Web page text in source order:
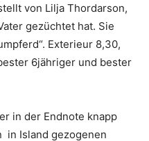
von Lilja Thordarson,
gezüchtet hat. Sie
Exterieur 8,30,
6jähriger und bester
in der Endnote knapp
in Island gezogenen